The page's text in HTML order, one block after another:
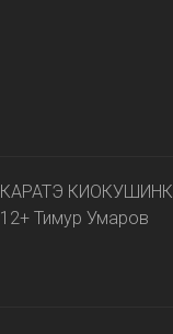
КАРАТЭ
12+ Тимур Умаров